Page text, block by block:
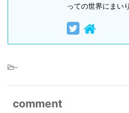
っての世界にまい
-
comment